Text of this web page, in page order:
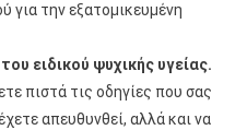
για την εξατομικευμένη
ειδικού ψυχικής υγείας.
πιστά τις οδηγίες που σας
απευθυνθεί, αλλά και να